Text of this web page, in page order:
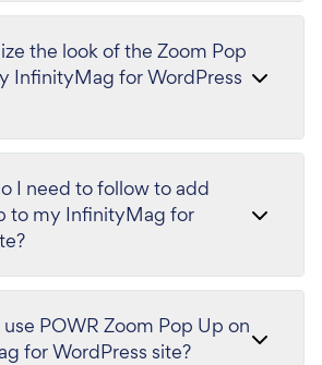
the look of the Zoom Pop
InfinityMag for WordPress
I need to follow to add
to my InfinityMag for
POWR Zoom Pop Up on
for WordPress site?